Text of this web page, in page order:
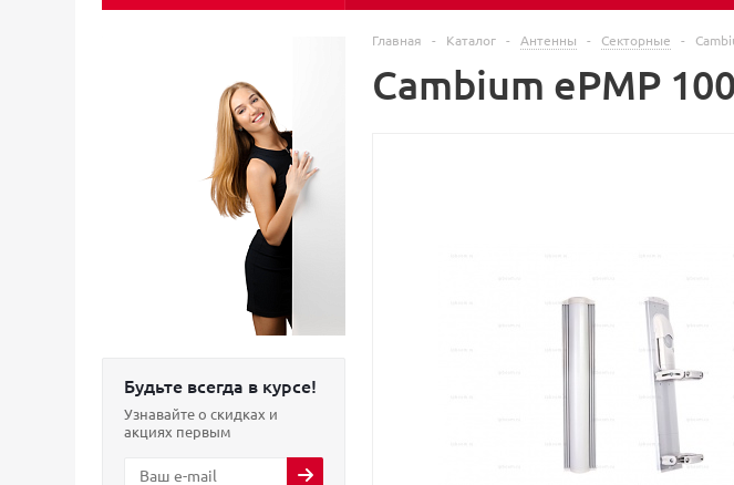
Будьте всегда в курсе!
Узнавайте о скидках и
акциях первым
Главная - Каталог - Антенны - Секторные -
Cambium ePMP